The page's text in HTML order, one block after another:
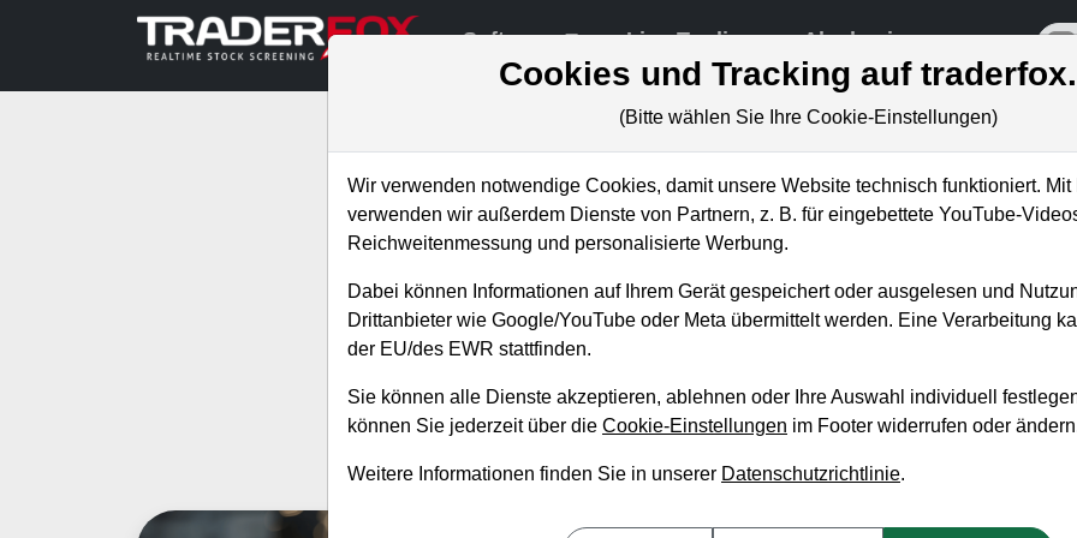
Software Live-Trading Akademie
Blog
Abonniere jetzt unseren wöchentlichen kostenlosen Newsletter, um
neuen Aktienanalysen oder Weiterentwicklungen zu
Cookies und Tracking auf
(Bitte wählen Sie Ihre Cookie-Einstellungen)
Wir verwenden notwendige Cookies, damit unsere Website technisch funktioniert.
verwenden wir außerdem Dienste von Partnern, z. B. für eingebettete YouTube-
Reichweitenmessung und personalisierte Werbung.
Dabei können Informationen auf Ihrem Gerät gespeichert oder ausgelesen und
Drittanbieter wie Google/YouTube oder Meta übermittelt werden. Eine Verarbeitung
der EU/des EWR stattfinden.
Sie können alle Dienste akzeptieren, ablehnen oder Ihre Auswahl individuell
können Sie jederzeit über die Cookie-Einstellungen im Footer widerrufen oder
Weitere Informationen finden Sie in unserer Datenschutzrichtlinie.